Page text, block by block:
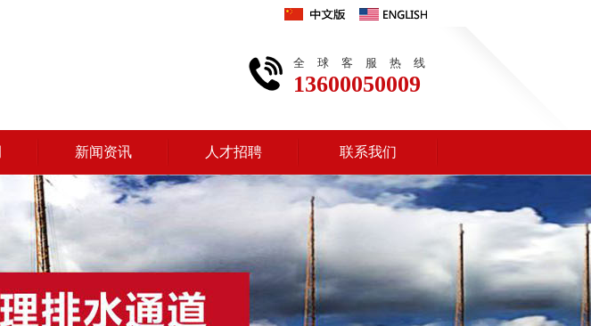
全球客服热线
13600050009
新闻资讯 人才招聘 联系我们